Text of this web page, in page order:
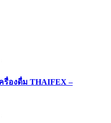
รื่องดื่ม THAIFEX –